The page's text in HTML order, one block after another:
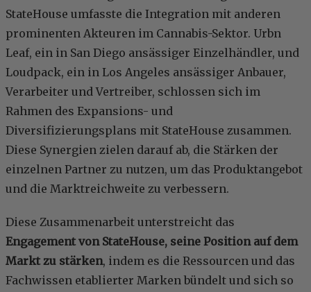
StateHouse umfasste die Integration mit anderen
prominenten Akteuren im Cannabis-Sektor. Urbn
Leaf, ein in San Diego ansässiger Einzelhändler, und
Loudpack, ein in Los Angeles ansässiger Anbauer,
Verarbeiter und Vertreiber, schlossen sich im
Rahmen des Expansions- und
Diversifizierungsplans mit StateHouse zusammen.
Diese Synergien zielen darauf ab, die Stärken der
einzelnen Partner zu nutzen, um das Produktangebot
und die Marktreichweite zu verbessern.
Diese Zusammenarbeit unterstreicht das
Engagement von StateHouse, seine Position auf dem
Markt zu stärken, indem es die Ressourcen und das
Fachwissen etablierter Marken bündelt und sich so